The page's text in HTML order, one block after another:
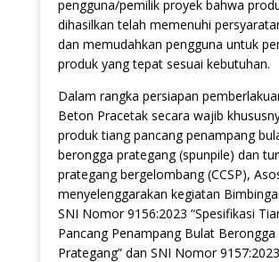
pengguna/pemilik proyek bahwa
dihasilkan telah memenuhi
dan memudahkan pengguna untuk
produk yang tepat sesuai kebutuhan.
Dalam rangka persiapan
Beton Pracetak secara wajib
produk tiang pancang penampang
berongga prategang (spunpile) dan
prategang bergelombang (CCSP),
menyelenggarakan kegiatan
SNI Nomor 9156:2023 “Spesifikasi
Pancang Penampang Bulat Berongga
Prategang” dan SNI Nomor 9157:2023